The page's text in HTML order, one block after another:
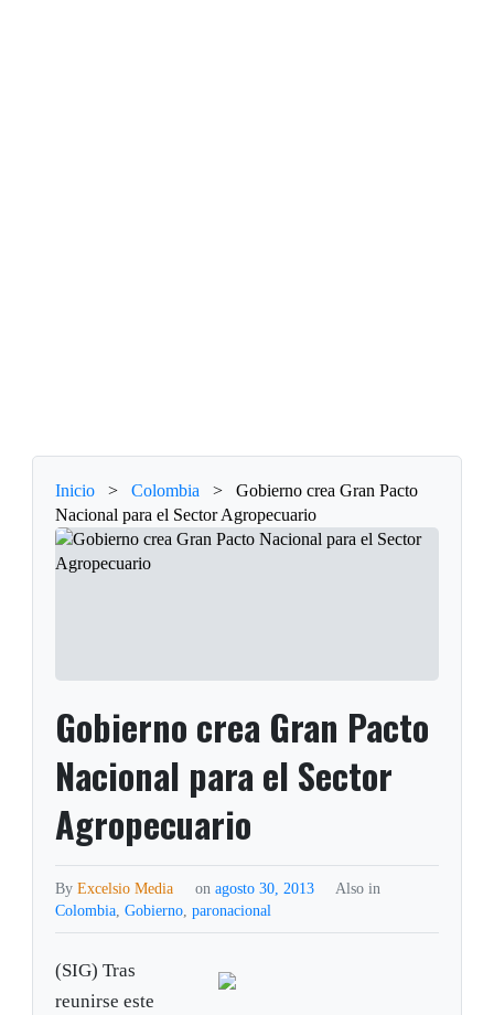
Inicio > Colombia >
Gobierno crea Gran Pacto
Nacional para el Sector Agropecuario
Gobierno crea Gran Pacto
Nacional para el Sector
Agropecuario
ByExcelsio Media on agosto 30, 2013
Also in
Colombia,Gobierno,paronacional
(SIG) Tras
reunirse este